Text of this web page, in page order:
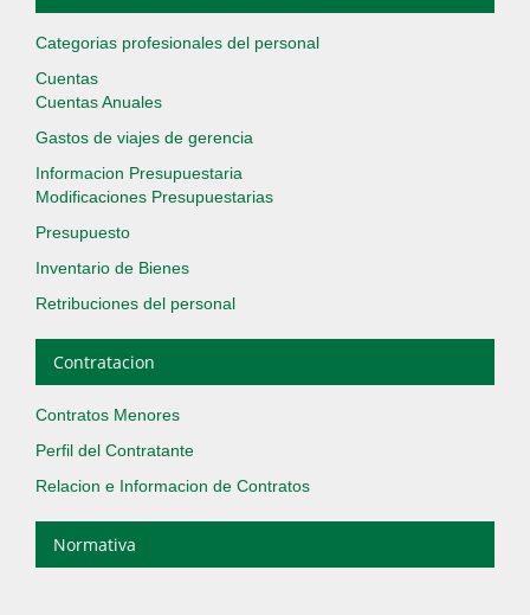
Categorias profesionales del personal
Cuentas
Cuentas Anuales
Gastos de viajes de gerencia
Informacion Presupuestaria
Modificaciones Presupuestarias
Presupuesto
Inventario de Bienes
Retribuciones del personal
Contratacion
Contratos Menores
Perfil del Contratante
Relacion e Informacion de Contratos
Normativa